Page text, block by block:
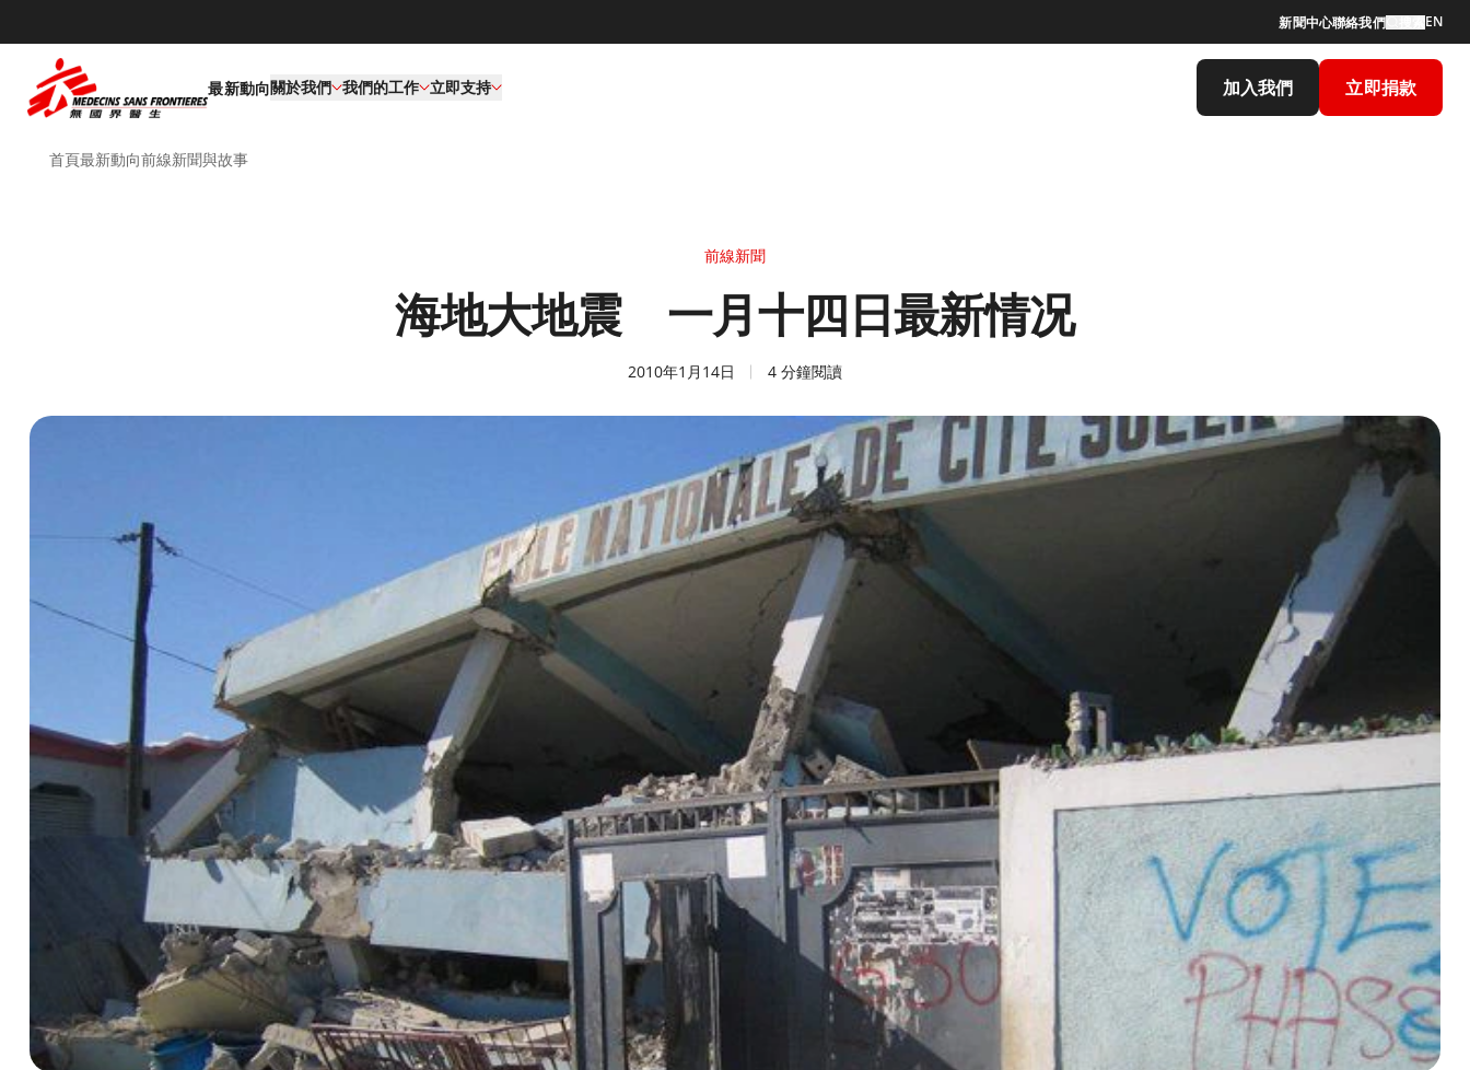
新聞中心聯絡我們 EN
最新動向關於我們 我們的工作​ 立即支持 加入我們 立即捐款
首頁最新動向前線新聞與故事
前線新聞
海地大地震 一月十四日最新情况
2010年1月14日 4 分鐘閱讀